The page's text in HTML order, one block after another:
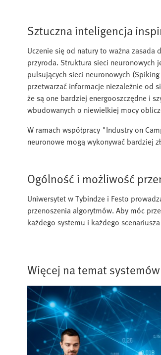
Sztuczna inteligencja
Uczenie się od natury to ważna
przyroda. Struktura sieci neuronowych
pulsujących sieci neuronowych
przetwarzać informacje niezależnie od
że są one bardziej energooszczędne i
wbudowanych o niewielkiej mocy
W ramach współpracy "Industry on
neuronowe mogą wykonywać bardziej
Ogólność i możliwość
Uniwersytet w Tybindze i Festo
przenoszenia algorytmów. Aby móc
każdego systemu i każdego
Więcej na temat